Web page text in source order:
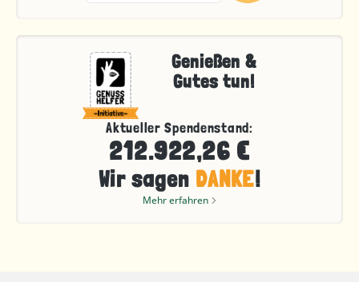
Genießen &
Gutes tun!
Aktueller Spendenstand:
212.922,26 €
Wir sagen DANKE!
Mehr erfahren